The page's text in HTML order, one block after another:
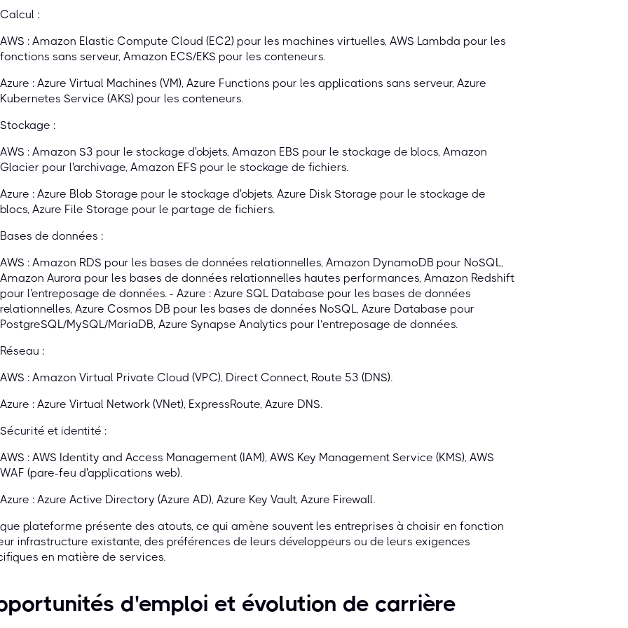
Calcul :
AWS : Amazon Elastic Compute Cloud (EC2) pour les machines virtuelles, AWS Lambda pour les
fonctions sans serveur, Amazon ECS/EKS pour les conteneurs.
Azure : Azure Virtual Machines (VM), Azure Functions pour les applications sans serveur, Azure
Kubernetes Service (AKS) pour les conteneurs.
Stockage :
AWS : Amazon S3 pour le stockage d'objets, Amazon EBS pour le stockage de blocs, Amazon
Glacier pour l'archivage, Amazon EFS pour le stockage de fichiers.
Azure : Azure Blob Storage pour le stockage d'objets, Azure Disk Storage pour le stockage de
blocs, Azure File Storage pour le partage de fichiers.
Bases de données :
AWS : Amazon RDS pour les bases de données relationnelles, Amazon DynamoDB pour NoSQL,
Amazon Aurora pour les bases de données relationnelles hautes performances, Amazon Redshift
pour l'entreposage de données. - Azure : Azure SQL Database pour les bases de données
relationnelles, Azure Cosmos DB pour les bases de données NoSQL, Azure Database pour
PostgreSQL/MySQL/MariaDB, Azure Synapse Analytics pour l’entreposage de données.
Réseau :
AWS : Amazon Virtual Private Cloud (VPC), Direct Connect, Route 53 (DNS).
Azure : Azure Virtual Network (VNet), ExpressRoute, Azure DNS.
Sécurité et identité :
AWS : AWS Identity and Access Management (IAM), AWS Key Management Service (KMS), AWS
WAF (pare-feu d'applications web).
Azure : Azure Active Directory (Azure AD), Azure Key Vault, Azure Firewall.
plateforme présente des atouts, ce qui amène souvent les entreprises à choisir en fonction
infrastructure existante, des préférences de leurs développeurs ou de leurs exigences
en matière de services.
d'emploi et évolution de carrière